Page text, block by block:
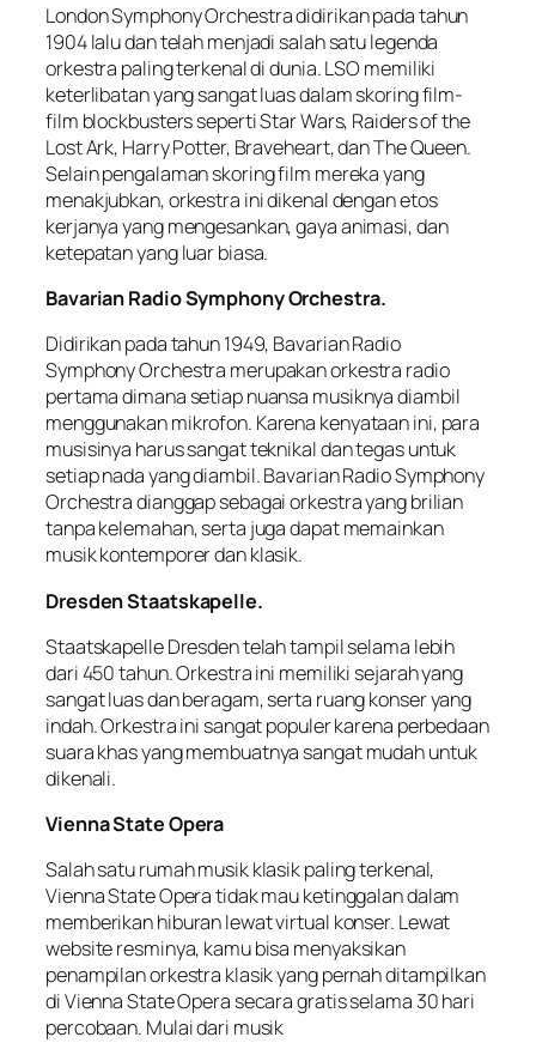
London Symphony Orchestra didirikan pada tahun
1904 lalu dan telah menjadi salah satu legenda
orkestra paling terkenal di dunia. LSO memiliki
keterlibatan yang sangat luas dalam skoring film-
film blockbusters seperti Star Wars, Raiders of the
Lost Ark, Harry Potter, Braveheart, dan The Queen.
Selain pengalaman skoring film mereka yang
menakjubkan, orkestra ini dikenal dengan etos
kerjanya yang mengesankan, gaya animasi, dan
ketepatan yang luar biasa.
Bavarian Radio Symphony Orchestra.
Didirikan pada tahun 1949, Bavarian Radio
Symphony Orchestra merupakan orkestra radio
pertama dimana setiap nuansa musiknya diambil
menggunakan mikrofon. Karena kenyataan ini, para
musisinya harus sangat teknikal dan tegas untuk
setiap nada yang diambil. Bavarian Radio Symphony
Orchestra dianggap sebagai orkestra yang brilian
tanpa kelemahan, serta juga dapat memainkan
musik kontemporer dan klasik.
Dresden Staatskapelle.
Staatskapelle Dresden telah tampil selama lebih
dari 450 tahun. Orkestra ini memiliki sejarah yang
sangat luas dan beragam, serta ruang konser yang
indah. Orkestra ini sangat populer karena perbedaan
suara khas yang membuatnya sangat mudah untuk
dikenali.
Vienna State Opera
Salah satu rumah musik klasik paling terkenal,
Vienna State Opera tidak mau ketinggalan dalam
memberikan hiburan lewat virtual konser. Lewat
website resminya, kamu bisa menyaksikan
penampilan orkestra klasik yang pernah ditampilkan
di Vienna State Opera secara gratis selama 30 hari
percobaan. Mulai dari musik